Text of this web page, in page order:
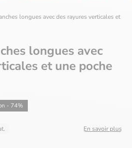
longues avec des rayures verticales et
longues avec
et une poche
- 74%
En savoir plus